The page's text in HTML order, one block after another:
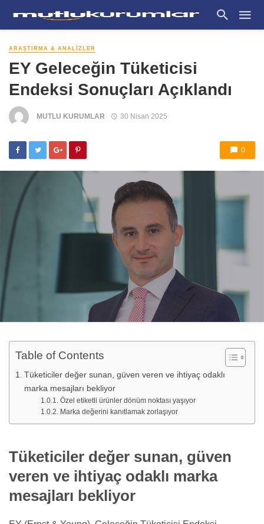
ARAŞTIRMA & ANALIZLER
EY Geleceğin Tüketicisi
Endeksi Sonuçları Açıklandı
MUTLU KURUMLAR 30 Nisan 2025
0
Table of Contents
Tüketiciler değer sunan, güven veren ve ihtiyaç odaklı
marka mesajları bekliyor
Özel etiketli ürünler dönüm noktası yaşıyor
Marka değerini kanıtlamak zorlaşıyor
Tüketiciler değer sunan, güven
veren ve ihtiyaç odaklı marka
mesajları bekliyor